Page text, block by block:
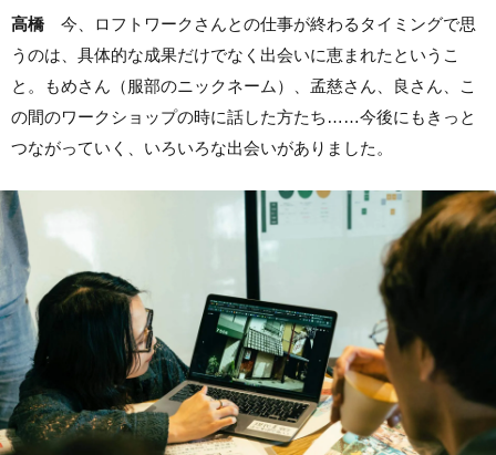
高橋 今、ロフトワークさんとの仕事が終わるタイミングで思
うのは、具体的な成果だけでなく出会いに恵まれたというこ
と。もめさん（服部のニックネーム）、孟慈さん、良さん、こ
の間のワークショップの時に話した方たち……今後にもきっと
つながっていく、いろいろな出会いがありました。